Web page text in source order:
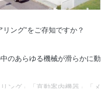
ング”をご存知ですか？
のあらゆる機械が滑らかに動
ング」「直動案内機器」「メ